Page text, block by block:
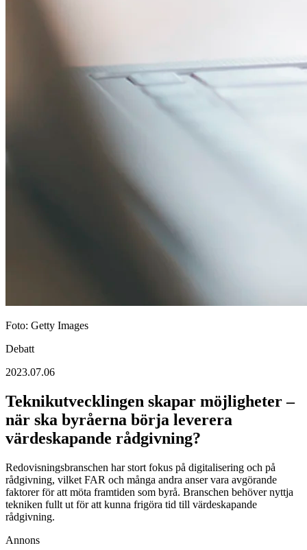
Foto: Getty Images
Debatt
2023.07.06
Teknikutvecklingen skapar möjligheter –
när ska byråerna börja leverera
värdeskapande rådgivning?
Redovisningsbranschen har stort fokus på digitalisering och på
rådgivning, vilket FAR och många andra anser vara avgörande
faktorer för att möta framtiden som byrå. Branschen behöver nyttja
tekniken fullt ut för att kunna frigöra tid till värdeskapande
rådgivning.
Annons